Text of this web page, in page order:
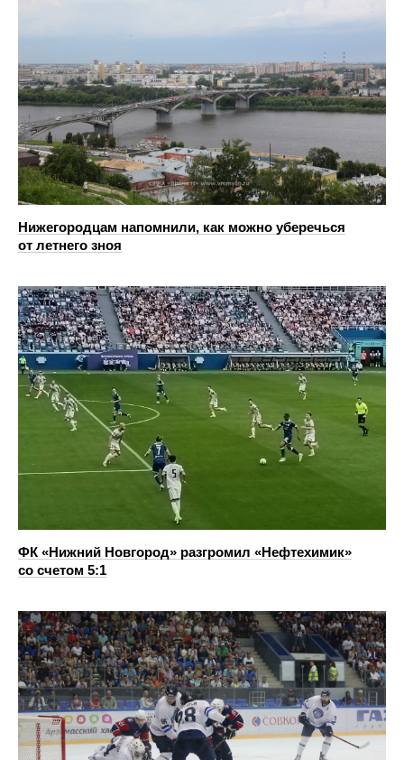
Нижегородцам напомнили, как можно уберечься
от летнего зноя
ФК «Нижний Новгород» разгромил «Нефтехимик»
со счетом 5:1